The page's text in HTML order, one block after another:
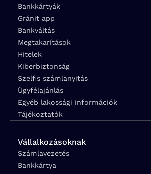
Bankkártyák
Gránit app
Bankváltás
Megtakarítások
Hitelek
Kiberbiztonság
Szelfis számlanyitás
Ügyfélajánlás
Egyéb lakossági információk
Tájékoztatók
Vállalkozásoknak
Számlavezetés
Bankkártya